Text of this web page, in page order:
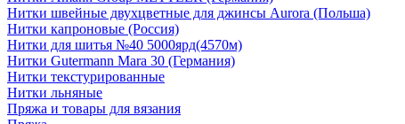
Нитки швейные двухцветные для джинсы Aurora (Польша)
Нитки капроновые (Россия)
Нитки для шитья №40 5000ярд(4570м)
Нитки Gutermann Mara 30 (Германия)
Нитки текстурированные
Нитки льняные
Пряжа и товары для вязания